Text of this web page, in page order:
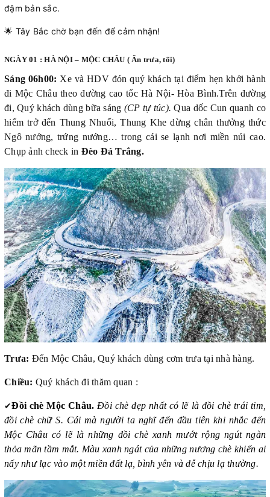
đậm bản sắc.
🌟 Tây Bắc chờ bạn đến để cảm nhận!
NGÀY 01 : HÀ NỘI – MỘC CHÂU ( Ăn trưa, tối)
Sáng 06h00: Xe và HDV đón quý khách tại điểm hẹn khởi hành
đi Mộc Châu theo đường cao tốc Hà Nội- Hòa Bình.Trên đường
đi, Quý khách dùng bữa sáng (CP tự túc). Qua dốc Cun quanh co
hiểm trở đến Thung Nhuối, Thung Khe dừng chân thưởng thức
Ngô nướng, trứng nướng… trong cái se lạnh nơi miền núi cao.
Chụp ảnh check in Đèo Đá Trắng.
Trưa: Đến Mộc Châu, Quý khách dùng cơm trưa tại nhà hàng.
Chiều: Quý khách đi thăm quan :
✔Đồi chè Mộc Châu.Đồi chè đẹp nhất có lẽ là đồi chè trái tim,
đồi chè chữ S. Cái mà người ta nghĩ đến đầu tiên khi nhắc đến
Mộc Châu có lẽ là những đồi chè xanh mướt rộng ngút ngàn
thỏa mãn tầm mắt. Màu xanh ngát của những nương chè khiến ai
nấy như lạc vào một miền đất lạ, bình yên và dễ chịu lạ thường.